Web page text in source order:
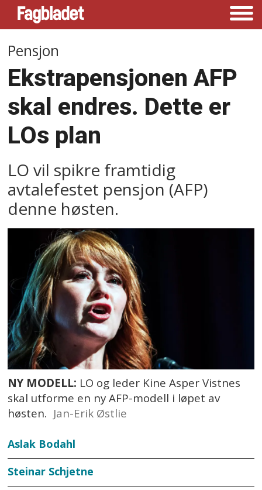
Pensjon
Ekstrapensjonen AFP
skal endres. Dette er
LOs plan
LO vil spikre framtidig
avtalefestet pensjon (AFP)
denne høsten.
NY MODELL: LO og leder Kine Asper Vistnes
skal utforme en ny AFP-modell i løpet av
høsten. Jan-Erik Østlie
Aslak Bodahl
Steinar Schjetne